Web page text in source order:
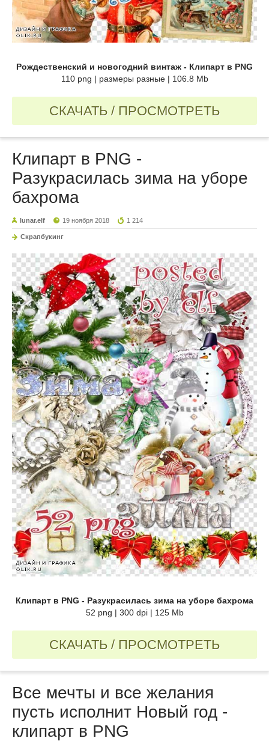
Рождественский и новогодний винтаж - Клипарт в PNG
110 png | размеры разные | 106.8 Mb
СКАЧАТЬ / ПРОСМОТРЕТЬ
Клипарт в PNG -
Разукрасилась зима на уборе
бахрома
lunar.elf 19 ноября 2018 1 214
Скрапбукинг
Клипарт в PNG - Разукрасилась зима на уборе бахрома
52 png | 300 dpi | 125 Mb
СКАЧАТЬ / ПРОСМОТРЕТЬ
Все мечты и все желания
пусть исполнит Новый год -
клипарт в PNG